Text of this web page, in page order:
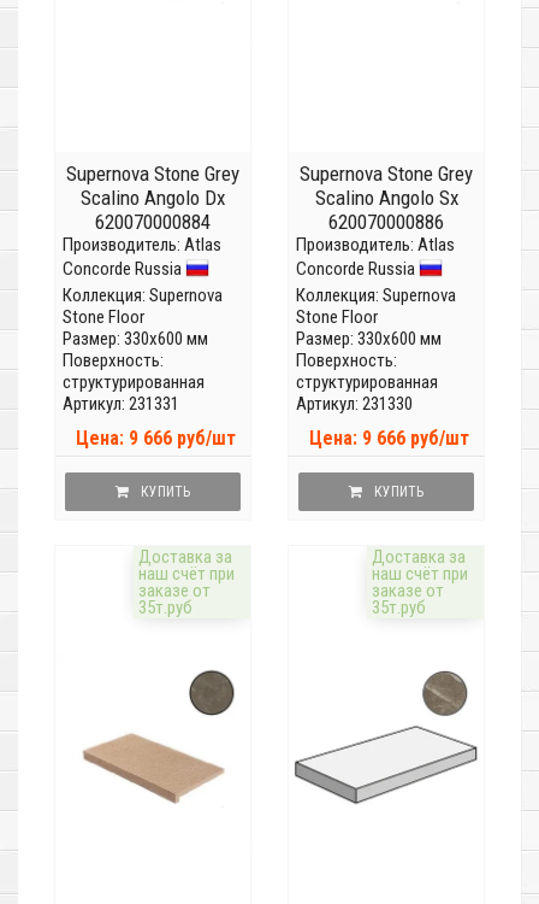
Supernova Stone Grey
Scalino Angolo Dx
620070000884
Производитель: Atlas
Concorde Russia
Коллекция: Supernova
Stone Floor
Размер: 330x600 мм
Поверхность:
структурированная
Артикул: 231331
Цена: 9 666 руб/шт
КУПИТЬ
Supernova Stone Grey
Scalino Angolo Sx
620070000886
Производитель: Atlas
Concorde Russia
Коллекция: Supernova
Stone Floor
Размер: 330x600 мм
Поверхность:
структурированная
Артикул: 231330
Цена: 9 666 руб/шт
КУПИТЬ
Доставка за
наш счёт при
заказе от
35т.руб
Доставка за
наш счёт при
заказе от
35т.руб